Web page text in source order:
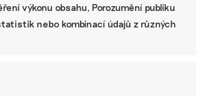
výkonu obsahu, Porozumění publiku
nebo kombinací údajů z různých
jak řídit firmu do budoucna a zvyšovat
její hodnotu, říká expertka
S ESG